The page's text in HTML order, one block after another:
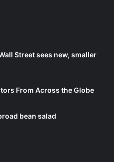
Street sees new, smaller
From Across the Globe
bean salad